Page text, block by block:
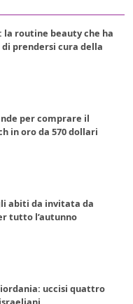
la routine beauty che ha
prendersi cura della
per comprare il
in oro da 570 dollari
abiti da invitata da
tutto l’autunno
uccisi quattro